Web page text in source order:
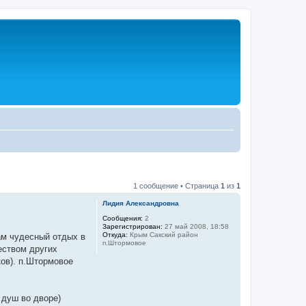
1 сообщение • Страница 1 из 1
Лидия Александровна
Сообщения: 2
Зарегистрирован: 27 май 2008, 18:58
Откуда: Крым Сакский район
п.Штормовое
чудесный отдых в
других
п.Штормовое
душ во дворе)